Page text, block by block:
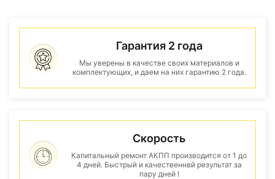
Гарантия 2 года
Мы уверены в качестве своих материалов и
комплектующих, и даем на них гарантию 2 года.
Скорость
Капитальный ремонт АКПП производится от 1 до
4 дней. Быстрый и качественнвй результат за
пару дней !